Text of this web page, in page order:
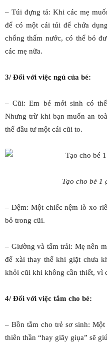
– Túi đựng tả: Khi các mẹ
để có một cái túi để chứa
chống thấm nước, có thể bỏ
các mẹ nữa.
3/ Đối với việc ngủ của bé:
– Cũi: Em bé mới sinh có
Nhưng trừ khi bạn muốn an
thể đầu tư một cái cũi to.
Tạo cho bé 1
– Đệm: Một chiếc nệm lò xo
bỏ trong cũi.
– Giường và tấm trải: Mẹ nên
để xài thay thế khi giặt chưa
khỏi cũi khi không cần thiết, vì
4/ Đối với việc tắm cho bé:
– Bồn tắm cho trẻ sơ sinh:
thiên thần “hay giãy giụa” sẽ